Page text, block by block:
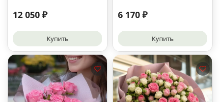
12 050 ₽
Купить
6 170 ₽
Купить